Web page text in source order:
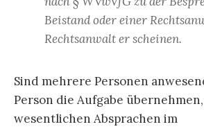
Beistand oder einer
Rechtsanwalt er scheinen.
Sind mehrere Personen
Person die Aufgabe
wesentlichen Absprachen im